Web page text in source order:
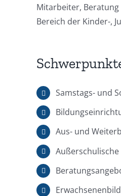
Mitarbeiter,
Bereich der Kinder-,
Samstags- und
Aus- und